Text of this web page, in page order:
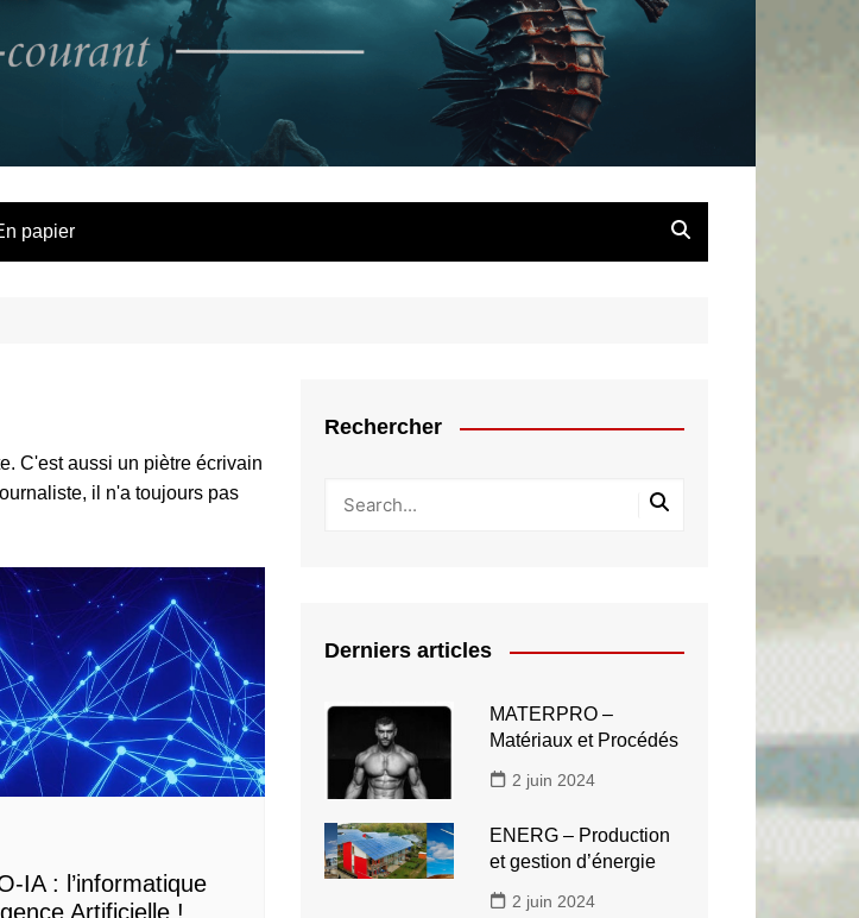
L'Hippocampe déchaîné
papier
C'est aussi un piètre écrivain
il n'a toujours pas
IA : l’informatique
Artificielle !
Rechercher
Derniers articles
MATERPRO –
Matériaux et Procédés
2 juin 2024
ENERG – Production
et gestion d’énergie
2 juin 2024